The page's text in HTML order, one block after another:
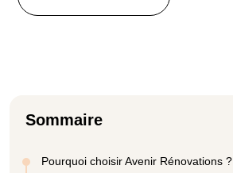
Sommaire
Pourquoi choisir Avenir Rénovations ?